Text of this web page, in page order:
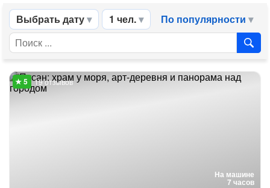
Выбрать дату 1 чел. По популярности
На машине
7 часов
19 отзывов